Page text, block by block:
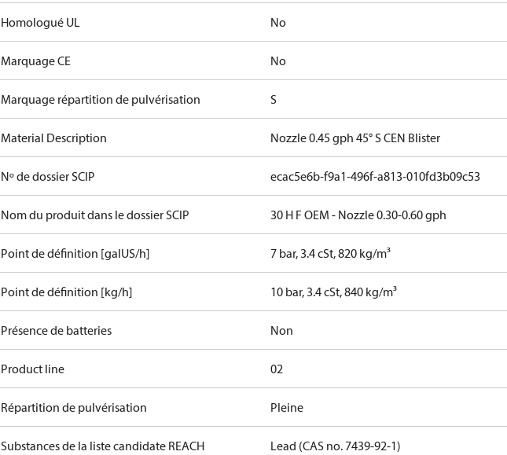
Homologué UL No
Marquage CE No
Marquage répartition de pulvérisation S
Material Description Nozzle 0.45 gph 45° S CEN Blister
Nº de dossier SCIP ecac5e6b-f9a1-496f-a813-010fd3b09c53
Nom du produit dans le dossier SCIP 30 H F OEM - Nozzle 0.30-0.60 gph
Point de définition [galUS/h] 7 bar, 3.4 cSt, 820 kg/m³
Point de définition [kg/h] 10 bar, 3.4 cSt, 840 kg/m³
Présence de batteries Non
Product line 02
Répartition de pulvérisation Pleine
Substances de la liste candidate REACH Lead (CAS no. 7439-92-1)